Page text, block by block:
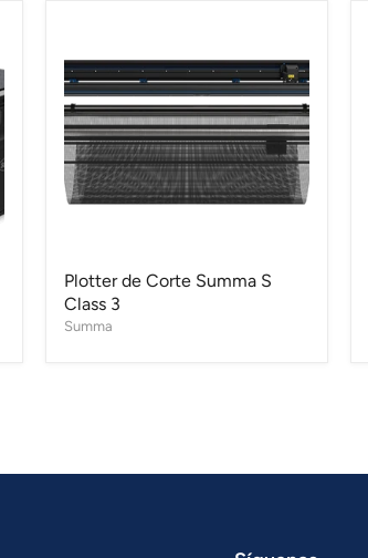
Corte
Summa
S
Class
3
Plotter de Corte Summa S
Class 3
Summa